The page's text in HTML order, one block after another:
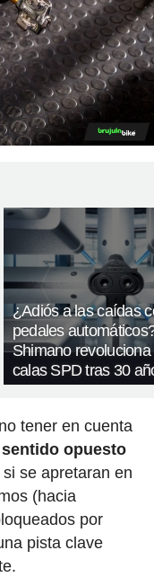
¿Adiós a las caídas
pedales
Shimano revoluciona
calas SPD tras 30
tener en cuenta
opuesto
se apretaran en
(hacia
por
pista clave